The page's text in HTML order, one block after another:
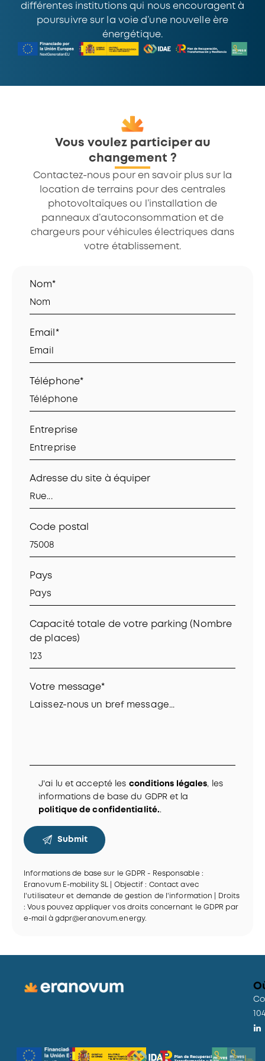
différentes institutions qui nous encouragent à
poursuivre sur la voie d’une nouvelle ère
énergétique.
Vous voulez participer au
changement ?
Contactez-nous pour en savoir plus sur la
location de terrains pour des centrales
photovoltaïques ou l’installation de
panneaux d’autoconsommation et de
chargeurs pour véhicules électriques dans
votre établissement.
Nom*
Email*
Téléphone*
Entreprise
Adresse du site à équiper
Code postal
Pays
Capacité totale de votre parking (Nombre
de places)
Votre message*
J'ai lu et accepté les conditions légales, les
informations de base du GDPR et la
politique de confidentialité..
Informations de base sur le GDPR - Responsable :
Eranovum E-mobility SL | Objectif : Contact avec
l'utilisateur et demande de gestion de l'information | Droits
: Vous pouvez appliquer vos droits concernant le GDPR par
e-mail à gdpr@eranovum.energy.
r
v